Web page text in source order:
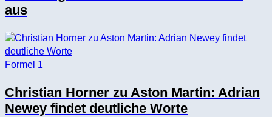
aus
Formel 1
Christian Horner zu Aston Martin: Adrian
Newey findet deutliche Worte